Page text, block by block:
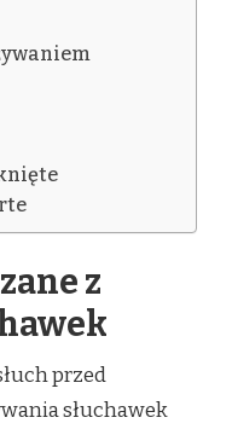
z
przed
słuchawek